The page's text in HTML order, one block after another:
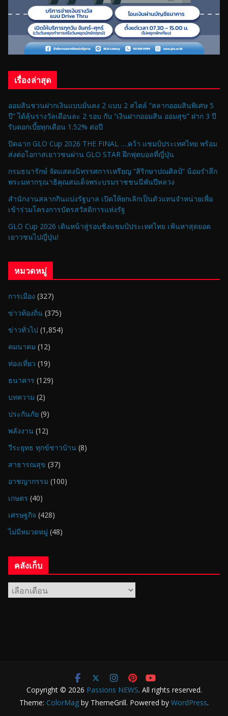
เรื่องล่าสุด
ออมสินชวนฝากเงินแบบมั่นคง 2 แบบ 2 สไตล์ “สลากออมสินพิเศษ 5
ปี” ได้ลุ้นรางวัลเดือนละ 2 รอบ กับ “เงินฝากออมสิน ออมสุข” ฝาก 3 ปี
รับดอกเบี้ยทุกเดือน 1.52% ต่อปี
ปิดฉาก GLO Cup 2026 THE FINAL ….คว้า แชมป์ประเทศไทย พร้อม
ส่งต่อโอกาสเยาวชนผ่าน GLO STAR ฝึกฟุตบอลที่ญี่ปุ่น
กรมธนารักษ์ จัดแสดงนิทรรศการเหรียญ “สิริกษาปณศิลป์” น้อมรำลึก
พระมหากรุณาธิคุณสมเด็จพระบรมราชชนนีพันปีหลวง
สำนักงานสลากกินแบ่งรัฐบาล เปิดให้ยกเลิกเป็นตัวแทนจำหน่ายเพื่อ
เข้าร่วมโครงการบัตรสวัสดิการแห่งรัฐ
GLO Cup 2026 เดินหน้าสู่รอบชิงแชมป์ประเทศไทย เฟ้นหาสุดยอด
เยาวชนไปญี่ปุ่น!
หมวดหมู่
การเมือง (327)
ข่าวท้องถิ่น (375)
ข่าวทั่วไป (1,854)
คมนาคม (12)
ท่องเที่ยว (19)
ธนาคาร (129)
บทความ (2)
ประกันภัย (9)
พลังงาน (12)
วีระยุทธ ทุกข์ชาวบ้าน (8)
สาธารณสุข (37)
อาชญากรรม (100)
เกษตร (40)
เศรษฐกิจ (428)
ไม่มีหมวดหมู่ (48)
คลังเก็บ
Copyright © 2026 Passions NEWS. All rights reserved.
Theme: ColorMag by ThemeGrill. Powered by WordPress.